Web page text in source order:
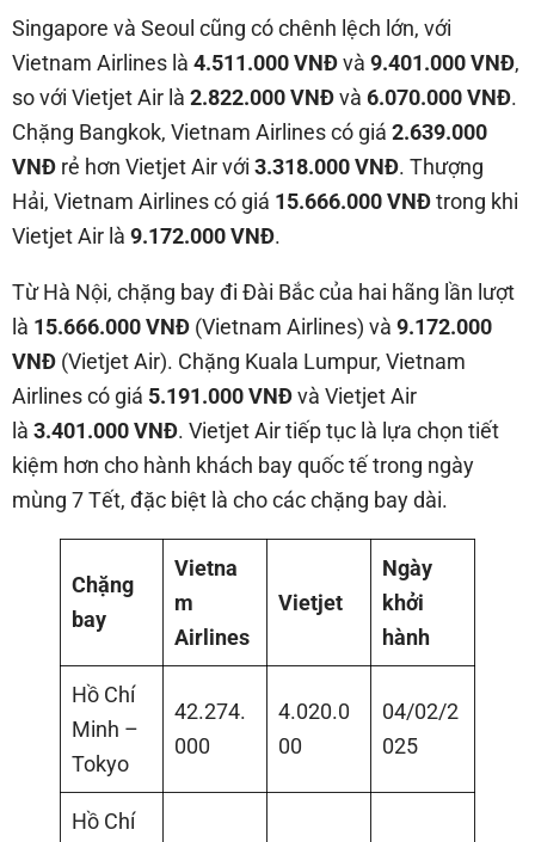
Singapore và Seoul cũng có chênh lệch lớn, với
Vietnam Airlines là 4.511.000 VNĐvà 9.401.000 VNĐ,
so với Vietjet Air là 2.822.000 VNĐvà 6.070.000 VNĐ.
Chặng Bangkok, Vietnam Airlines có giá 2.639.000
VNĐ rẻ hơn Vietjet Air với 3.318.000 VNĐ. Thượng
Hải, Vietnam Airlines có giá 15.666.000 VNĐtrong khi
Vietjet Air là 9.172.000 VNĐ.
Từ Hà Nội, chặng bay đi Đài Bắc của hai hãng lần lượt
là 15.666.000 VNĐ (Vietnam Airlines) và 9.172.000
VNĐ (Vietjet Air). Chặng Kuala Lumpur, Vietnam
Airlines có giá 5.191.000 VNĐvà Vietjet Air
là 3.401.000 VNĐ. Vietjet Air tiếp tục là lựa chọn tiết
kiệm hơn cho hành khách bay quốc tế trong ngày
mùng 7 Tết, đặc biệt là cho các chặng bay dài.
Chặng
bay
Vietna
m
Airlines
Vietjet
Ngày
khởi
hành
Hồ Chí
Minh –
Tokyo
42.274.
000
4.020.0
00
04/02/2
025
Hồ Chí